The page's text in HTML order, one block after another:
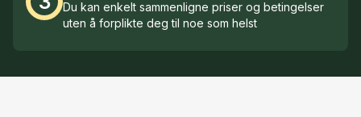
Du kan enkelt sammenligne priser og betingelser
uten å forplikte deg til noe som helst